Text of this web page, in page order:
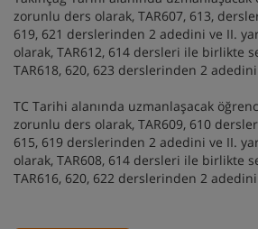
zorunlu ders olarak, TAR607, 613,
619, 621 derslerinden 2 adedini ve II.
olarak, TAR612, 614 dersleri ile birlikte
TAR618, 620, 623 derslerinden 2
TC Tarihi alanında uzmanlaşacak
zorunlu ders olarak, TAR609, 610
615, 619 derslerinden 2 adedini ve II.
olarak, TAR608, 614 dersleri ile birlikte
TAR616, 620, 622 derslerinden 2